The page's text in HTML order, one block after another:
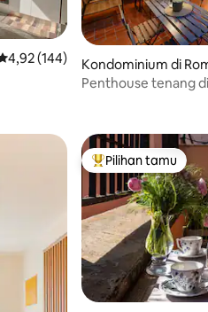
rata-rata 4,92 dari 5, 144
4,92 (144)
Kondominium di
Penthouse tenang
Pilihan tamu
Pilihan tamu